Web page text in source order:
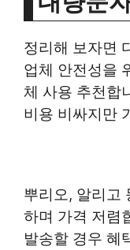
정리해 보자면
업체 안전성을
체 사용 추천합
비용 비싸지만
뿌리오, 알리고
하며 가격 저렴
발송할 경우 혜